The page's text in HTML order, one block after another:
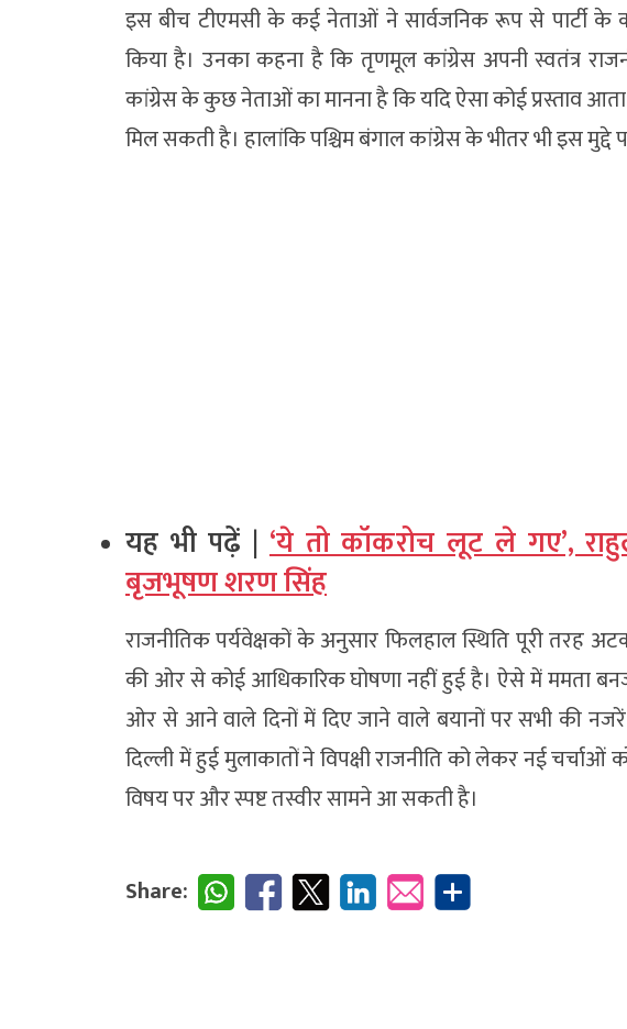
इस बीच टीएमसी के कई नेताओं ने सार्वजनिक रूप से पार्टी के
किया है। उनका कहना है कि तृणमूल कांग्रेस अपनी स्वतंत्र
कांग्रेस के कुछ नेताओं का मानना है कि यदि ऐसा कोई प्रस्ताव आता
मिल सकती है। हालांकि पश्चिम बंगाल कांग्रेस के भीतर भी इस
यह भी पढ़ें | ‘ये तो कॉकरोच लूट ले गए’,
बृजभूषण शरण सिंह
राजनीतिक पर्यवेक्षकों के अनुसार फिलहाल स्थिति पूरी तरह
की ओर से कोई आधिकारिक घोषणा नहीं हुई है। ऐसे में ममता
ओर से आने वाले दिनों में दिए जाने वाले बयानों पर सभी की
दिल्ली में हुई मुलाकातों ने विपक्षी राजनीति को लेकर नई
विषय पर और स्पष्ट तस्वीर सामने आ सकती है।
Share: